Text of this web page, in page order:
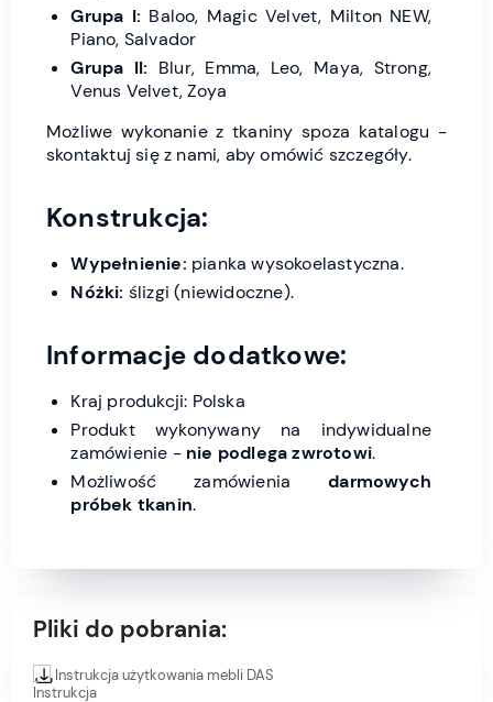
Grupa I: Baloo, Magic Velvet, Milton NEW,
Piano, Salvador
Grupa II: Blur, Emma, Leo, Maya, Strong,
Venus Velvet, Zoya
Możliwe wykonanie z tkaniny spoza katalogu -
skontaktuj się z nami, aby omówić szczegóły.
Konstrukcja:
Wypełnienie: pianka wysokoelastyczna.
Nóżki: ślizgi (niewidoczne).
Informacje dodatkowe:
Kraj produkcji: Polska
Produkt wykonywany na indywidualne
zamówienie - nie podlega zwrotowi.
Możliwość zamówieniadarmowych
próbek tkanin.
Pliki do pobrania:
Instrukcja użytkowania mebli DAS